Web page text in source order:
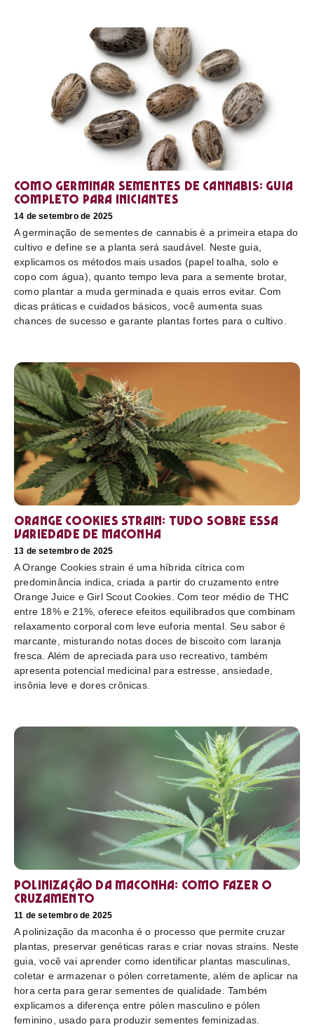
Como germinar sementes de cannabis: guia
completo para iniciantes
14 de setembro de 2025
A germinação de sementes de cannabis é a primeira etapa do
cultivo e define se a planta será saudável. Neste guia,
explicamos os métodos mais usados (papel toalha, solo e
copo com água), quanto tempo leva para a semente brotar,
como plantar a muda germinada e quais erros evitar. Com
dicas práticas e cuidados básicos, você aumenta suas
chances de sucesso e garante plantas fortes para o cultivo.
Orange Cookies strain: tudo sobre essa
variedade de maconha
13 de setembro de 2025
A Orange Cookies strain é uma híbrida cítrica com
predominância indica, criada a partir do cruzamento entre
Orange Juice e Girl Scout Cookies. Com teor médio de THC
entre 18% e 21%, oferece efeitos equilibrados que combinam
relaxamento corporal com leve euforia mental. Seu sabor é
marcante, misturando notas doces de biscoito com laranja
fresca. Além de apreciada para uso recreativo, também
apresenta potencial medicinal para estresse, ansiedade,
insônia leve e dores crônicas.
Polinização da maconha: como fazer o
cruzamento
11 de setembro de 2025
A polinização da maconha é o processo que permite cruzar
plantas, preservar genéticas raras e criar novas strains. Neste
guia, você vai aprender como identificar plantas masculinas,
coletar e armazenar o pólen corretamente, além de aplicar na
hora certa para gerar sementes de qualidade. Também
explicamos a diferença entre pólen masculino e pólen
feminino, usado para produzir sementes feminizadas.